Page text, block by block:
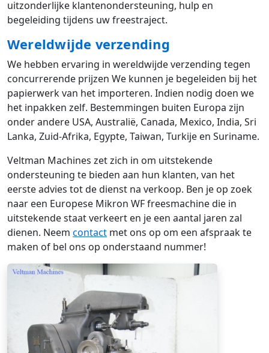
uitzonderlijke klantenondersteuning, hulp en
begeleiding tijdens uw freestraject.
Wereldwijde verzending
We hebben ervaring in wereldwijde verzending tegen
concurrerende prijzen We kunnen je begeleiden bij het
papierwerk van het importeren. Indien nodig doen we
het inpakken zelf. Bestemmingen buiten Europa zijn
onder andere USA, Australië, Canada, Mexico, India, Sri
Lanka, Zuid-Afrika, Egypte, Taiwan, Turkije en Suriname.
Veltman Machines zet zich in om uitstekende
ondersteuning te bieden aan hun klanten, van het
eerste advies tot de dienst na verkoop. Ben je op zoek
naar een Europese Mikron WF freesmachine die in
uitstekende staat verkeert en je een aantal jaren zal
dienen. Neem contact met ons op om een afspraak te
maken of bel ons op onderstaand nummer!